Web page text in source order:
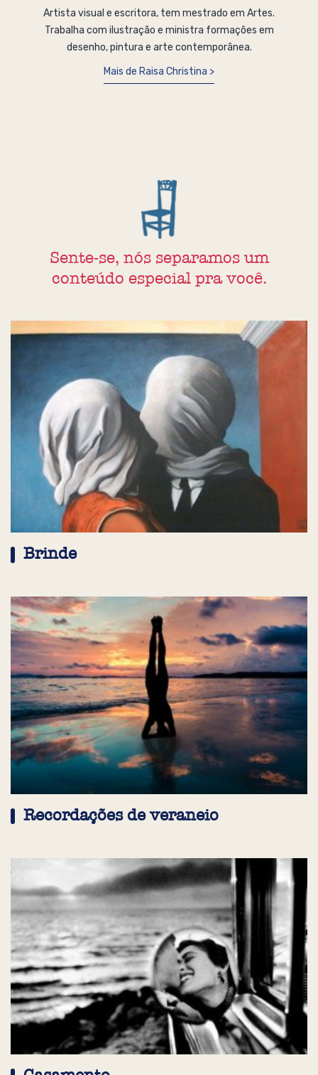
Artista visual e escritora, tem mestrado em Artes.
Trabalha com ilustração e ministra formações em
desenho, pintura e arte contemporânea.
Mais de Raisa Christina
Sente-se, nós separamos um
conteúdo especial pra você.
Brinde
Recordações de veraneio